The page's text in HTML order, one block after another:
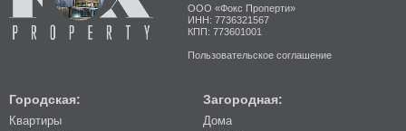
ООО «Фокс Проперти»
ИНН: 7736321567
КПП: 773601001
Пользовательское соглашение
Городская:
Квартиры
Загородная:
Дома